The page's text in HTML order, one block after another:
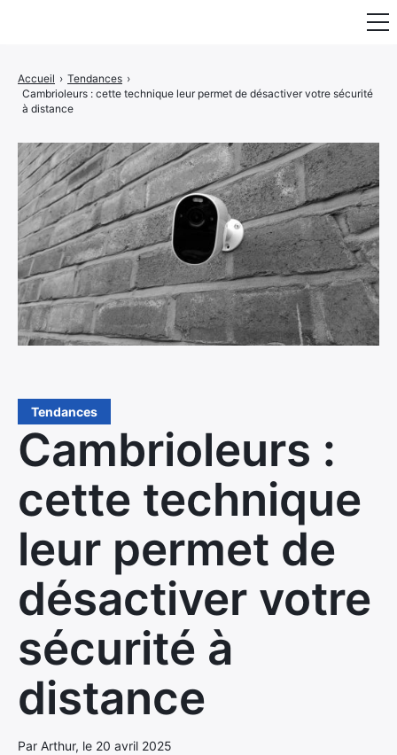
Accueil › Tendances ›
Cambrioleurs : cette technique leur permet de désactiver votre sécurité
à distance
Tendances
Cambrioleurs :
cette technique
leur permet de
désactiver votre
sécurité à
distance
Par Arthur, le 20 avril 2025
Mobilier & Rangement
Luminaire
Maison
Art & Décoration
Portraits